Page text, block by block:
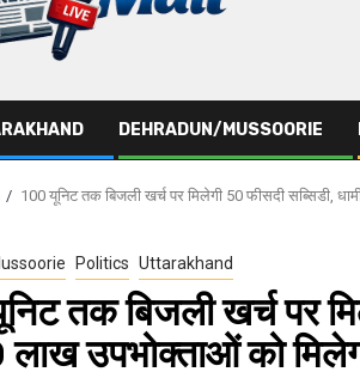
DEHRADUN/MUSSOORIE
100 यूनिट तक बिजली खर्च पर मिलेगी 50 फीसदी सब्सिडी,
Politics Uttarakhand
तक बिजली खर्च पर
उपभोक्ताओं को